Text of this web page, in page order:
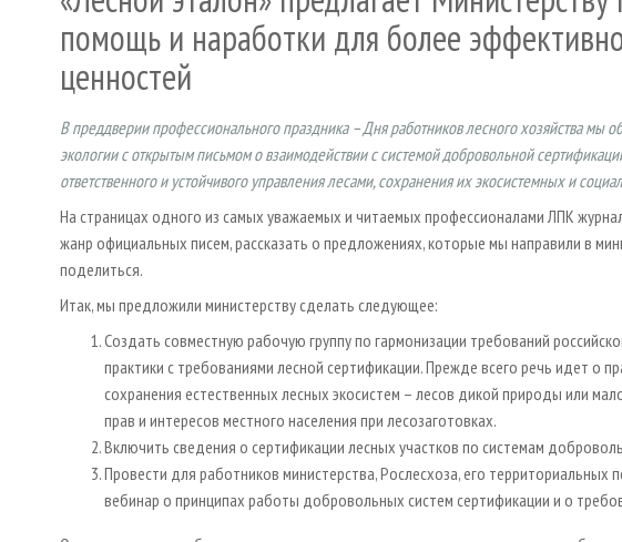
помощь и наработки для более
ценностей
В преддверии профессионального праздника – Дня работников лесного хозяйства мы
экологии с открытым письмом о взаимодействии с системой добровольной
ответственного и устойчивого управления лесами, сохранения их экосистемных и
На страницах одного из самых уважаемых и читаемых профессионалами ЛПК
жанр официальных писем, рассказать о предложениях, которые мы направили в
поделиться.
Итак, мы предложили министерству сделать следующее:
Создать совместную рабочую группу по гармонизации требований
практики с требованиями лесной сертификации. Прежде всего речь идет о
сохранения естественных лесных экосистем – лесов дикой природы или
прав и интересов местного населения при лесозаготовках.
Включить сведения о сертификации лесных участков по системам
Провести для работников министерства, Рослесхоза, его
вебинар о принципах работы добровольных систем сертификации и о